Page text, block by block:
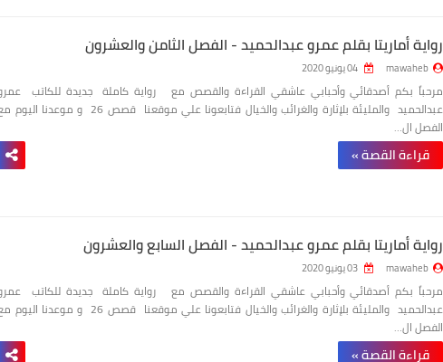
رواية أماريتا بقلم عمرو عبدالحميد - الفصل الثامن والعشرون
mawaheb
مرحباً بكم أصدقائي وأحبابي عاشقي القراءة والقصص مع رواية كاملة جديدة للكاتب
عبدالحميد والمليئة بلإثارة والغرائب والخيال فتابعونا علي موقعنا قصص 26 و موعدنا
الفصل ال…
قراءة القصة »
رواية أماريتا بقلم عمرو عبدالحميد - الفصل السابع والعشرون
mawaheb
مرحباً بكم أصدقائي وأحبابي عاشقي القراءة والقصص مع رواية كاملة جديدة للكاتب
عبدالحميد والمليئة بلإثارة والغرائب والخيال فتابعونا علي موقعنا قصص 26 و موعدنا
الفصل ال…
قراءة القصة »